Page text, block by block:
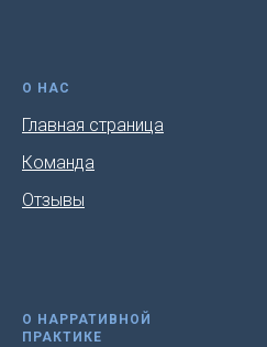
О НАС
Главная страница
Команда
Отзывы
О НАРРАТИВНОЙ
ПРАКТИКЕ